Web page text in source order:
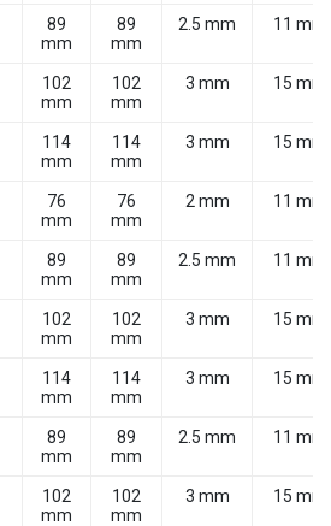
89
mm
89
mm
2.5 mm 11 mm
102
mm
102
mm
3 mm 15 mm
114
mm
114
mm
3 mm 15 mm
76
mm
76
mm
2 mm 11 mm
89
mm
89
mm
2.5 mm 11 mm
102
mm
102
mm
3 mm 15 mm
114
mm
114
mm
3 mm 15 mm
89
mm
89
mm
2.5 mm 11 mm
102
mm
102
mm
3 mm 15 mm